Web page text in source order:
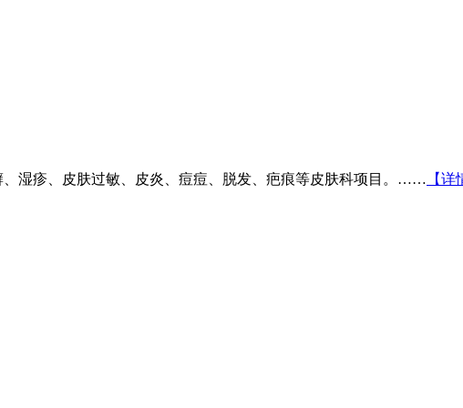
湿疹、皮肤过敏、皮炎、痘痘、脱发、疤痕等皮肤科项目。…… 【详